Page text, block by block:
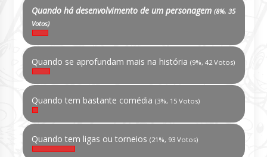
Quando há desenvolvimento de um personagem (8%, 35
Votos)
Quando se aprofundam mais na história (9%, 42 Votos)
Quando tem bastante comédia (3%, 15 Votos)
Quando tem ligas ou torneios (21%, 93 Votos)